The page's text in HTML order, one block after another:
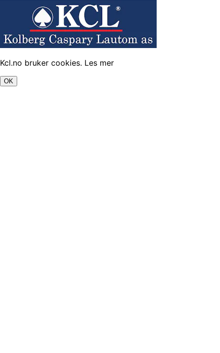
Kcl.no bruker cookies. Les mer
OK